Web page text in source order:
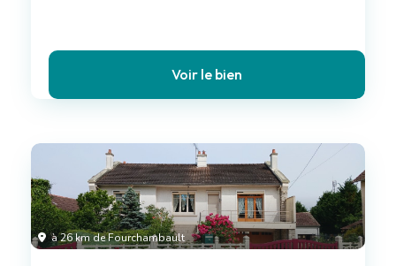
Voir le bien
à 26 km de Fourchambault